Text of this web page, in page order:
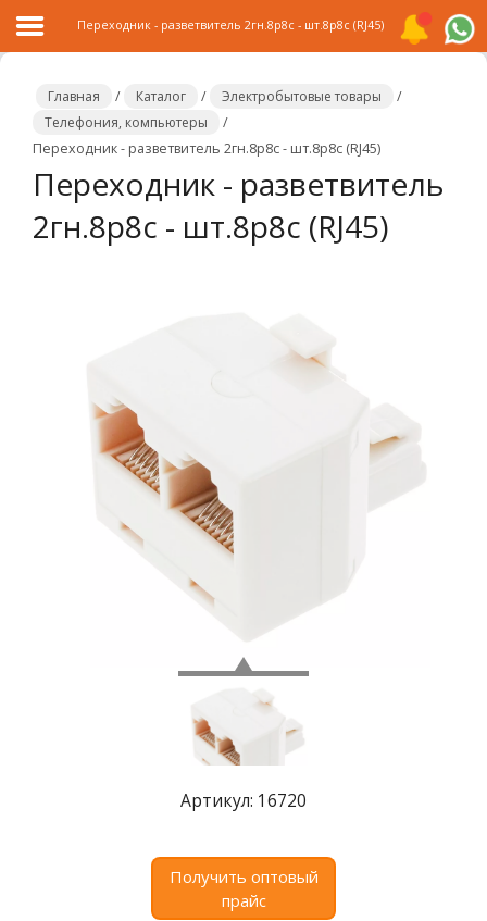
Главная
Каталог
Распродажа
Сотрудничество
Переходник - разветвитель 2гн.8p8c - шт.8p8c (RJ45)
Главная / Каталог / Электробытовые товары
/
Телефония, компьютеры
/
Переходник - разветвитель 2гн.8p8c - шт.8p8c (RJ45)
Переходник - разветвитель
2гн.8p8c - шт.8p8c (RJ45)
Артикул: 16720
Получить оптовый
прайс